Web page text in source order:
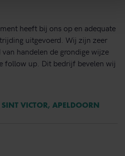
heeft bij ons op en adequate
uitgevoerd. Wij zijn zeer
handelen de grondige wijze
follow up. Dit bedrijf bevelen wij
SINT VICTOR, APELDOORN